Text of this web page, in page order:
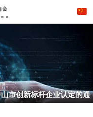
市创新标杆企业认定的通